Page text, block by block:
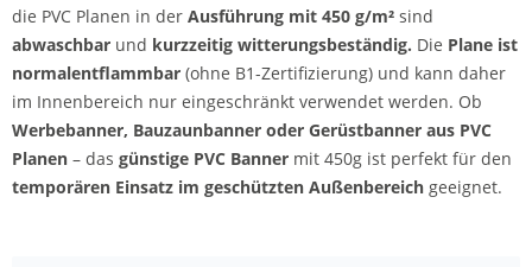
die PVC Planen in der Ausführung mit 450 g/m² sind
abwaschbar und kurzzeitig witterungsbeständig. Die Plane ist
normalentflammbar (ohne B1-Zertifizierung) und kann daher
im Innenbereich nur eingeschränkt verwendet werden. Ob
Werbebanner, Bauzaunbanner oder Gerüstbanner aus PVC
Planen – das günstige PVC Banner mit 450g ist perfekt für den
temporären Einsatz im geschützten Außenbereich geeignet.